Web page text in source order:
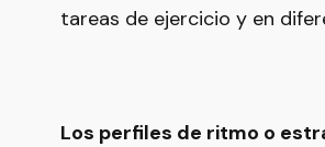
tareas de ejercicio y en
Los perfiles de ritmo o